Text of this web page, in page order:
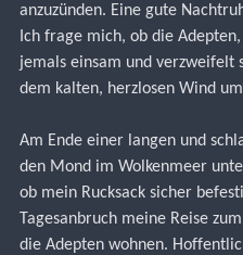
anzuzünden. Eine gute
Ich frage mich, ob die
jemals einsam und verzweifelt
dem kalten, herzlosen Wind
Am Ende einer langen und
den Mond im Wolkenmeer
ob mein Rucksack sicher
Tagesanbruch meine Reise
die Adepten wohnen.